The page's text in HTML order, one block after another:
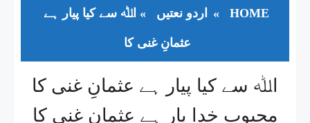
HOME
» اردو نعتیں » اﷲ سے کیا پیار ہے
عثمانِ غنی کا
اﷲ سے کیا پیار ہے عثمانِ غنی کا
محبوبِ خدا یار ہے عثمانِ غنی کا